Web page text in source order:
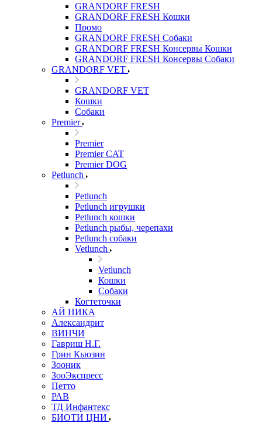
GRANDORF FRESH
GRANDORF FRESH Кошки
Промо
GRANDORF FRESH Собаки
GRANDORF FRESH Консервы Кошки
GRANDORF FRESH Консервы Собаки
GRANDORF VET
GRANDORF VET
Кошки
Собаки
Premier
Premier
Premier CAT
Premier DOG
Petlunch
Petlunch
Petlunch игрушки
Petlunch кошки
Petlunch рыбы, черепахи
Petlunch собаки
Vetlunch
Vetlunch
Кошки
Собаки
Когтеточки
АЙ НИКА
Александрит
ВИНЧИ
Гавриш Н.Г.
Грин Кьюзин
Зооник
ЗооЭкспресс
Петто
РАВ
ТД Инфантекс
БИОТИ ЦНИ